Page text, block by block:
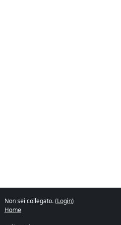
Non sei collegato. (Login)
Home